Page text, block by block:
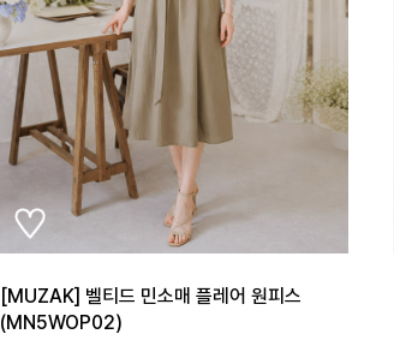
[MUZAK] 벨티드 민소매 플레어 원피스
(MN5WOP02)